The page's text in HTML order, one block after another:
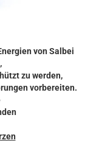
von Salbei
zu werden,
vorbereiten.